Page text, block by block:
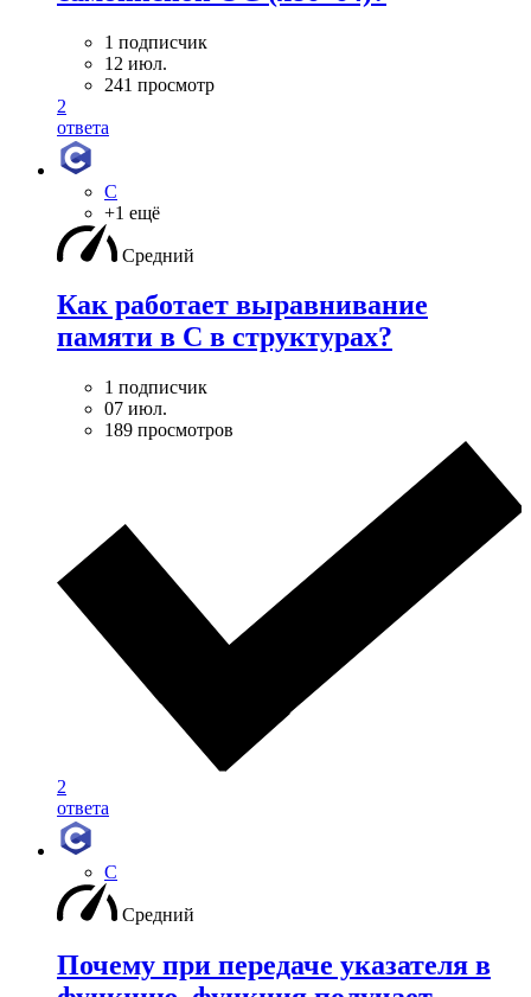
1 подписчик
12 июл.
241 просмотр
2
ответа
C
+1 ещё
Средний
Как работает выравнивание
памяти в С в структурах?
1 подписчик
07 июл.
189 просмотров
2
ответа
C
Средний
Почему при передаче указателя в